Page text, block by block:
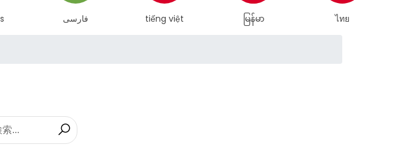
tiếng việt မြန်မာ ไทย Bahasa Indonesia